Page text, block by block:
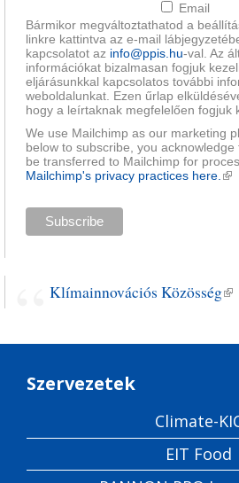
Email
Bármikor megváltoztathatod a
linkre kattintva az e-mail
kapcsolatot az info@ppis.hu-val. Az
információkat bizalmasan fogjuk
eljárásunkkal kapcsolatos további
weboldalunkat. Ezen űrlap
hogy a leírtaknak megfelelően fogjuk
We use Mailchimp as our marketing
below to subscribe, you
be transferred to Mailchimp for
Mailchimp's privacy practices here.
Klímainnovációs Közösség
Szervezetek
Climate-
EIT Food